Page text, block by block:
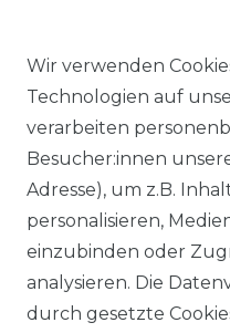
Ähnlicher
in
ab
Wir verwenden
Technologien auf
verarbeiten
Besucher:innen
Adresse), um z.B.
personalisieren,
einzubinden oder
analysieren. Die
durch gesetzte